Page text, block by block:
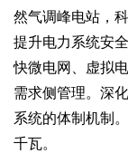
然气调峰电站，
提升电力系统安
快微电网、虚拟
需求侧管理。深
系统的体制机制
千瓦。